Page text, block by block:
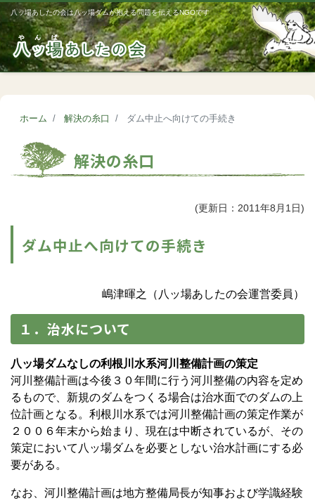
八ッ場あしたの会は八ッ場ダムが抱える問題を伝えるNGOです
ホーム 解決の糸口 ダム中止へ向けての手続き
解決の糸口
(更新日：2011年8月1日)
ダム中止へ向けての手続き
嶋津暉之（八ッ場あしたの会運営委員）
１．治水について
八ッ場ダムなしの利根川水系河川整備計画の策定
河川整備計画は今後３０年間に行う河川整備の内容を定め
るもので、新規のダムをつくる場合は治水面でのダムの上
位計画となる。利根川水系では河川整備計画の策定作業が
２００６年末から始まり、現在は中断されているが、その
策定において八ッ場ダムを必要としない治水計画にする必
要がある。
なお、河川整備計画は地方整備局長が知事および学識経験